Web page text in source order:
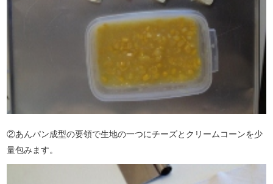
②あんパン成型の要領で生地の一つにチーズとクリームコーンを少
量包みます。